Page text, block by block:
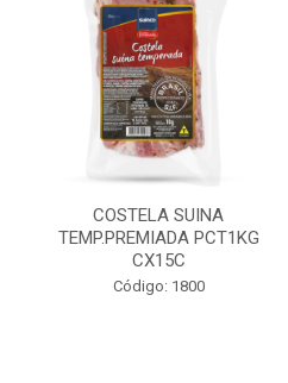
COSTELA SUINA
TEMP.PREMIADA PCT1KG
CX15C
Código: 1800